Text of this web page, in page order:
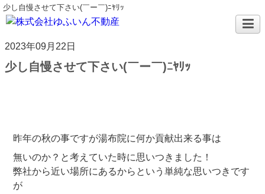
少し自慢させて下さい(￣ー￣)ﾆﾔﾘｯ
2023年09月22日
少し自慢させて下さい(￣ー￣)ﾆﾔﾘｯ
昨年の秋の事ですが湯布院に何か貢献出来る事は
無いのか？と考えていた時に思いつきました！
弊社から近い場所にあるからという単純な思いつきです
が